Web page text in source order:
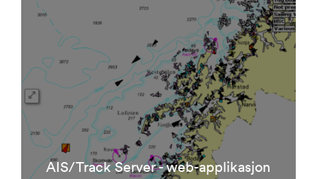
AIS/Track Server - web-applikasjon